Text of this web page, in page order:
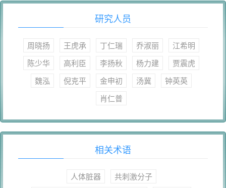
研究人员
周晓扬 王虎承 丁仁瑞 乔淑丽
江希明
陈少华
高利臣 李扬秋 杨力建
贾震虎
魏泓
倪克平 金申初 汤冀
钟英英
肖仁普
相关术语
人体脏器
共刺激分子